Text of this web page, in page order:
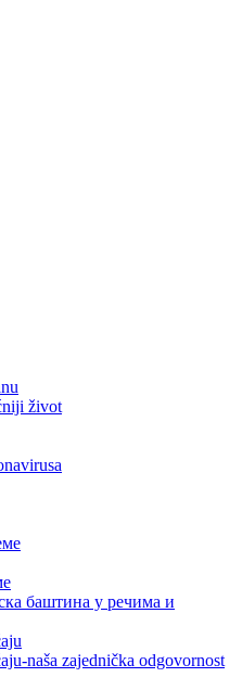
život
баштина у речима и
naša zajednička odgovornost